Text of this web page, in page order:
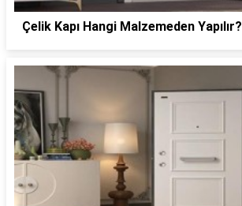
Çelik Kapı Hangi Malzemeden Yapılır?